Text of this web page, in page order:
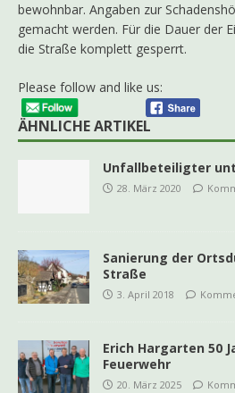
bewohnbar. Angaben zur
gemacht werden. Für die Dauer der
die Straße komplett gesperrt.
Please follow and like us:
ÄHNLICHE ARTIKEL
Unfallbeteiligter
28. März 2020
Sanierung der
Straße
3. April 2018
Erich Hargarten 50
Feuerwehr
20. März 2025